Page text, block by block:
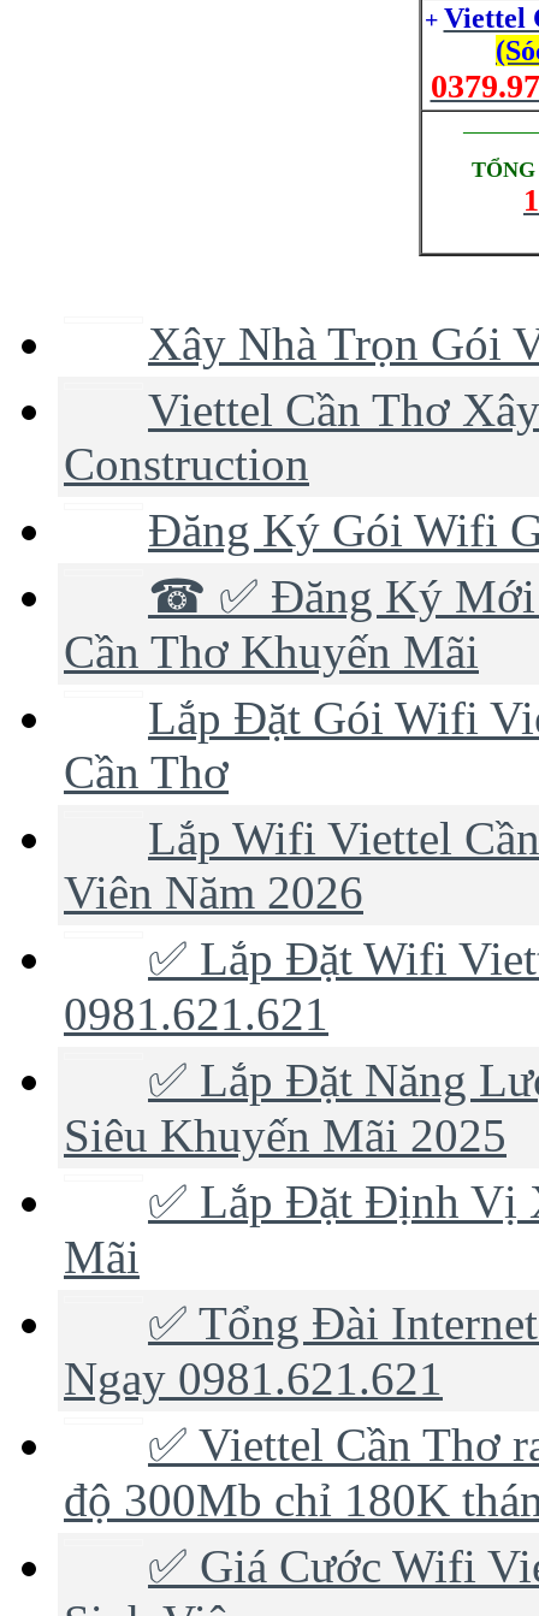
+ Viettel
Xây Nhà Trọn Gói
Viettel Cần Thơ
Construction
Đăng Ký Gói Wifi
☎ ✅‎ Đăng Ký Mới
Cần Thơ Khuyến Mãi
Lắp Đặt Gói Wifi
Cần Thơ
Lắp Wifi Viettel
Viên Năm 2026
✅ Lắp Đặt Wifi
0981.621.621
✅ Lắp Đặt Năng
Siêu Khuyến Mãi 2025
✅ Lắp Đặt Định Vị
Mãi
✅ Tổng Đài
Ngay 0981.621.621
✅ ‎Viettel Cần Thơ
độ 300Mb chỉ 180K
✅ ‎Giá Cước Wifi